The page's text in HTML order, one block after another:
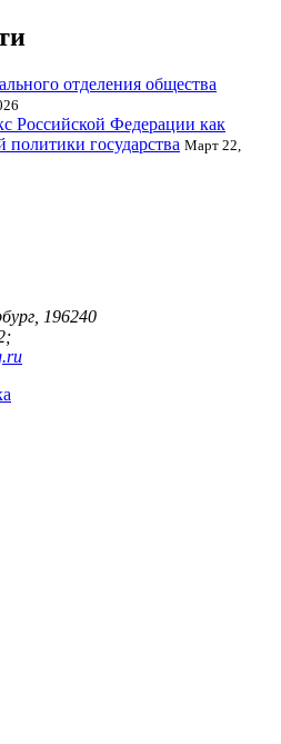
отделения общества
Российской Федерации как
государства Март 22,
196240